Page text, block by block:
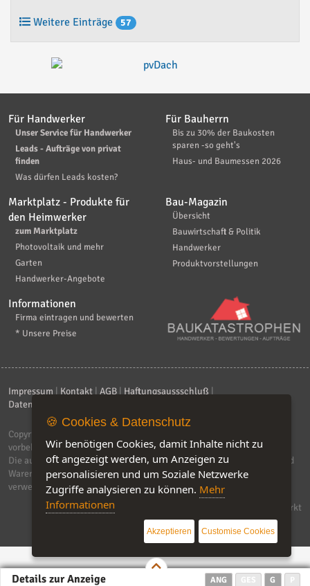
Weitere Einträge 57
Details zur Anzeige ANG G
Für Handwerker
Unser Service für Handwerker
Leads - Aufträge von privat
finden
Was dürfen Leads kosten?
Für Bauherrn
Bis zu 30% der Baukosten
sparen -so geht's
Haus- und Baumessen 2026
Marktplatz - Produkte für
den Heimwerker
zum Marktplatz
Photovoltaik und mehr
Garten
Handwerker-Angebote
Bau-Magazin
Übersicht
Bauwirtschaft & Politik
Handwerker
Produktvorstellungen
Informationen
Firma eintragen und bewerten
* Unsere Preise
Impressum Kontakt AGB Haftungsaussschluß
Datenschutzerklärung
Copyright © 2026
vorbehalten.
Die auf dieser Seite verwendeten Produktbezeichnungen, Namen und
Warenzeichen sind Eigentum der jeweiligen Firmen. Unser Portal
verwendet Affiliat-Links, für dir wir Geld erhalten.
Software by IQ-Markt
🍪 Cookies & Datenschutz
Wir benötigen Cookies, damit Inhalte nicht zu
oft angezeigt werden, um Anzeigen zu
personalisieren und um Soziale Netzwerke
Zugriffe analysieren zu können. Mehr
Informationen
Akzeptieren Customise Cookies